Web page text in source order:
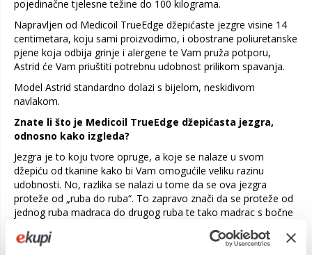
pojedinačne tjelesne težine do 100 kilograma.
Napravljen od Medicoil TrueEdge džepićaste jezgre visine 14
centimetara, koju sami proizvodimo, i obostrane poliuretanske
pjene koja odbija grinje i alergene te Vam pruža potporu,
Astrid će Vam priuštiti potrebnu udobnost prilikom spavanja.
Model Astrid standardno dolazi s bijelom, neskidivom
navlakom.
Znate li što je Medicoil TrueEdge džepićasta jezgra,
odnosno kako izgleda?
Jezgra je to koju tvore opruge, a koje se nalaze u svom
džepiću od tkanine kako bi Vam omogućile veliku razinu
udobnosti. No, razlika se nalazi u tome da se ova jezgra
proteže od „ruba do ruba“. To zapravo znači da se proteže od
jednog ruba madraca do drugog ruba te tako madrac s bočne
strane nema potporu u vidu pjene već u vidu čvršće žice.
Ovakav način izrade Vam definitivno ne bi trebao ulijevati